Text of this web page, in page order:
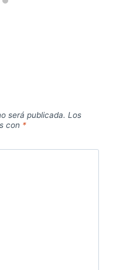
será publicada. Los
con *